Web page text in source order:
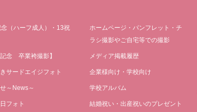
（ハーフ成人）・13祝
記念 卒業袴撮影】
サードエイジフォト
～News～
フォト
ホームページ・パンフレット・チ
ラシ撮影やご自宅等での撮影
メディア掲載履歴
企業様向け・学校向け
学校アルバム
結婚祝い・出産祝いのプレゼント